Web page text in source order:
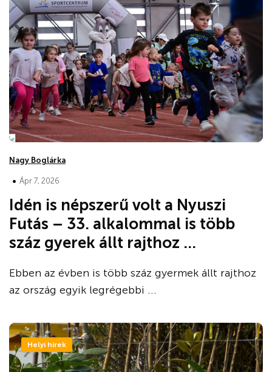
Nagy Boglárka
• Ápr 7, 2026
Idén is népszerű volt a Nyuszi
Futás – 33. alkalommal is több
száz gyerek állt rajthoz ...
Ebben az évben is több száz gyermek állt rajthoz
az ország egyik legrégebbi ...
Helyi hírek